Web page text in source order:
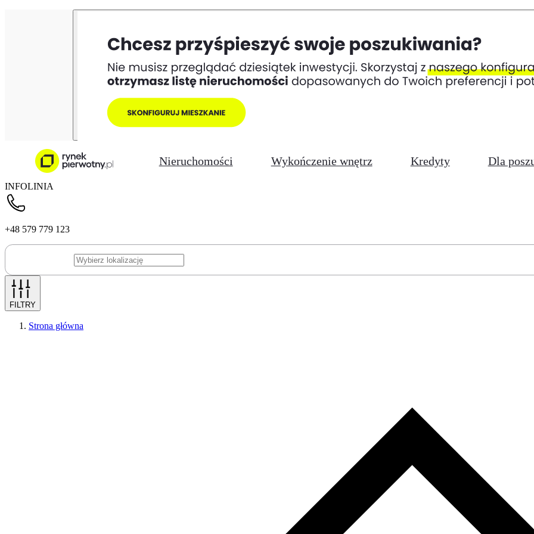
Nieruchomości Wykończenie wnętrz Kredyty Dla
INFOLINIA
+48 579 779 123
FILTRY
Strona główna